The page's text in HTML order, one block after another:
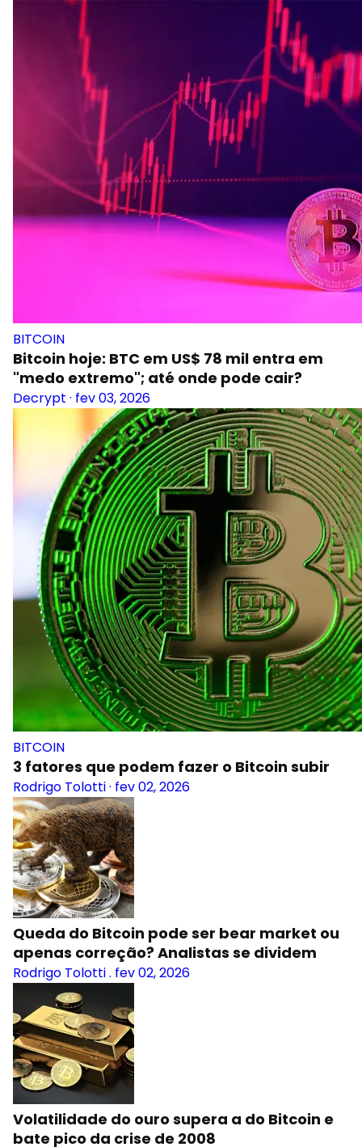
BITCOIN
Bitcoin hoje: BTC em US$ 78 mil entra em
"medo extremo"; até onde pode cair?
Decrypt · fev 03, 2026
BITCOIN
3 fatores que podem fazer o Bitcoin subir
Rodrigo Tolotti· fev 02, 2026
Queda do Bitcoin pode ser bear market ou
apenas correção? Analistas se dividem
Rodrigo Tolotti. fev 02, 2026
Volatilidade do ouro supera a do Bitcoin e
bate pico da crise de 2008